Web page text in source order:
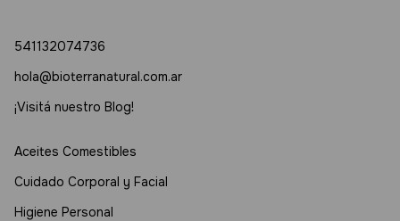
541132074736
hola@bioterranatural.com.ar
¡Visitá nuestro Blog!
Aceites Comestibles
Cuidado Corporal y Facial
Higiene Personal